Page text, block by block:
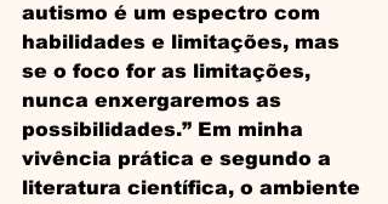
autismo é um espectro com
habilidades e limitações, mas
se o foco for as limitações,
nunca enxergaremos as
possibilidades.” Em minha
vivência prática e segundo a
literatura científica, o ambiente